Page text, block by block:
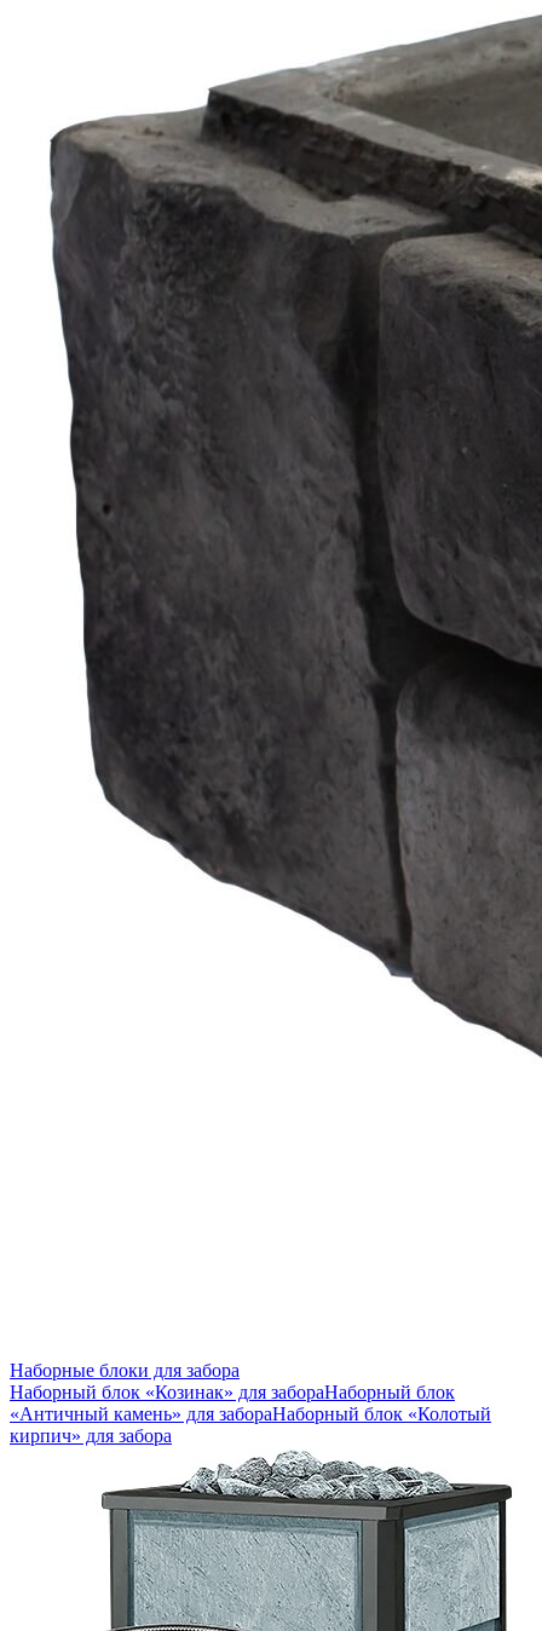
Наборные блоки для забора
Наборный блок «Козинак» для забораНаборный блок
«Античный камень» для забораНаборный блок «Колотый
кирпич» для забора